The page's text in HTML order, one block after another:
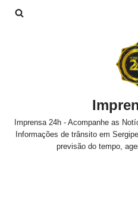
Imprensa 24h - Acompanhe as
Informações de trânsito em
previsão do tempo,